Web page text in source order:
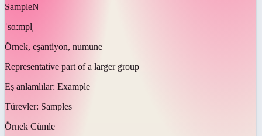
SampleN
ˈsɑːmpl̩
Örnek, eşantiyon, numune
Representative part of a larger group
Eş anlamlılar: Example
Türevler: Samples
Örnek Cümle